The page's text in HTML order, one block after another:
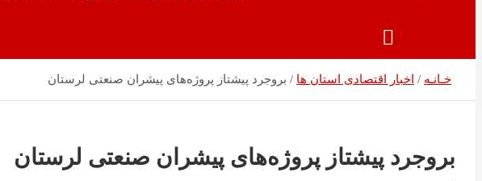
خـانـه اخبار اقتصادی استان ها بروجرد پیشتاز پروژه‌های پیشران صنعتی لرستان
بروجرد پیشتاز پروژه‌های پیشران صنعتی لرستان